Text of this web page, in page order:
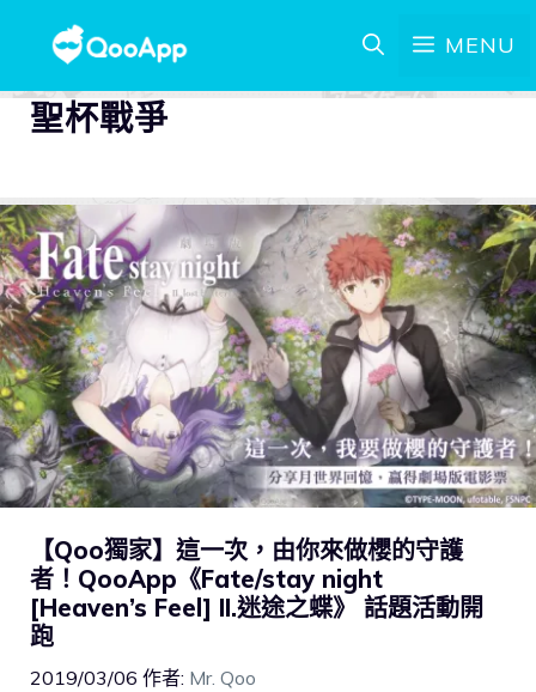
MENU
聖杯戰爭
【Qoo獨家】這一次，由你來做櫻的守護
者！QooApp《Fate/stay night
[Heaven’s Feel] II.迷途之蝶》 話題活動開
跑
2019/03/06 作者: Mr. Qoo